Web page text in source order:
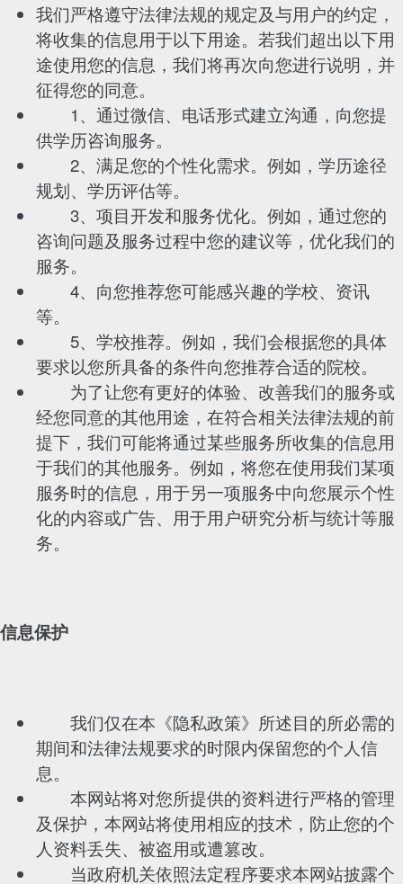
我们严格遵守法律法规的规定及与用户的约定，
将收集的信息用于以下用途。若我们超出以下用
途使用您的信息，我们将再次向您进行说明，并
征得您的同意。
1、通过微信、电话形式建立沟通，向您提
供学历咨询服务。
2、满足您的个性化需求。例如，学历途径
规划、学历评估等。
3、项目开发和服务优化。例如，通过您的
咨询问题及服务过程中您的建议等，优化我们的
服务。
4、向您推荐您可能感兴趣的学校、资讯
等。
5、学校推荐。例如，我们会根据您的具体
要求以您所具备的条件向您推荐合适的院校。
为了让您有更好的体验、改善我们的服务或
经您同意的其他用途，在符合相关法律法规的前
提下，我们可能将通过某些服务所收集的信息用
于我们的其他服务。例如，将您在使用我们某项
服务时的信息，用于另一项服务中向您展示个性
化的内容或广告、用于用户研究分析与统计等服
务。
信息保护
我们仅在本《隐私政策》所述目的所必需的
期间和法律法规要求的时限内保留您的个人信
息。
本网站将对您所提供的资料进行严格的管理
及保护，本网站将使用相应的技术，防止您的个
人资料丢失、被盗用或遭篡改。
当政府机关依照法定程序要求本网站披露个